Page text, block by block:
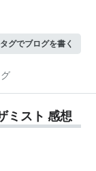
グでブログを書く
ミスト 感想